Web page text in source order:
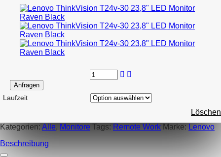
Anfragen
Laufzeit
Löschen
Kategorien: Alle, Monitore Tags: Remote Work Marke: Lenovo
Beschreibung